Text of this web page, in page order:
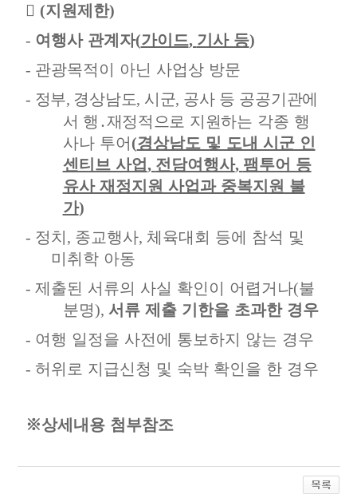
 (지원제한)
- 여행사 관계자(가이드, 기사 등)
- 관광목적이 아닌 사업상 방문
- 정부, 경상남도, 시군, 공사 등 공공기관에
서 행 ․재정적으로 지원하는 각종 행
사나 투어(경상남도 및 도내 시군 인
센티브 사업, 전담여행사, 팸투어 등
유사 재정지원 사업과 중복지원 불
가)
- 정치, 종교행사, 체육대회 등에 참석 및
미취학 아동
- 제출된 서류의 사실 확인이 어렵거나(불
분명), 서류 제출 기한을 초과한 경우
- 여행 일정을 사전에 통보하지 않는 경우
- 허위로 지급신청 및 숙박 확인을 한 경우
※상세내용 첨부참조